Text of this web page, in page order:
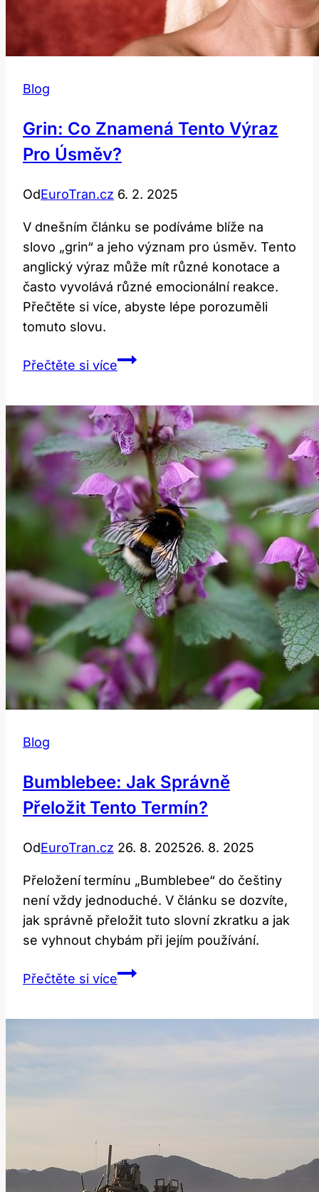
Blog
Grin: Co Znamená Tento Výraz
Pro Úsměv?
OdEuroTran.cz 6. 2. 2025
V dnešním článku se podíváme blíže na
slovo „grin“ a jeho význam pro úsměv. Tento
anglický výraz může mít různé konotace a
často vyvolává různé emocionální reakce.
Přečtěte si více, abyste lépe porozuměli
tomuto slovu.
Přečtěte si víceGrin:
Tento
Výraz
pro
Úsměv?
Blog
Bumblebee: Jak Správně
Přeložit Tento Termín?
OdEuroTran.cz 26. 8. 202526. 8. 2025
Přeložení termínu „Bumblebee“ do češtiny
není vždy jednoduché. V článku se dozvíte,
jak správně přeložit tuto slovní zkratku a jak
se vyhnout chybám při jejím používání.
Přečtěte si víceBumblebee: